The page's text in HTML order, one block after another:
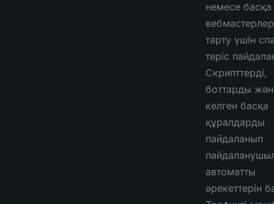
немесе басқа
тарту үшін
теріс
Скрипттерді,
боттарды
келген басқа
құралдарды
пайдаланып
автоматты
әрекеттерін